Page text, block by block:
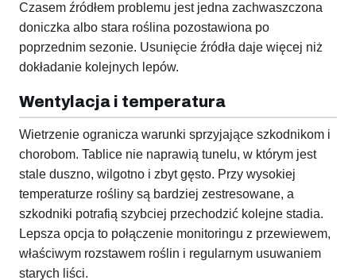
Czasem źródłem problemu jest jedna zachwaszczona
doniczka albo stara roślina pozostawiona po
poprzednim sezonie. Usunięcie źródła daje więcej niż
dokładanie kolejnych lepów.
Wentylacja i temperatura
Wietrzenie ogranicza warunki sprzyjające szkodnikom i
chorobom. Tablice nie naprawią tunelu, w którym jest
stale duszno, wilgotno i zbyt gęsto. Przy wysokiej
temperaturze rośliny są bardziej zestresowane, a
szkodniki potrafią szybciej przechodzić kolejne stadia.
Lepsza opcja to połączenie monitoringu z przewiewem,
właściwym rozstawem roślin i regularnym usuwaniem
starych liści.